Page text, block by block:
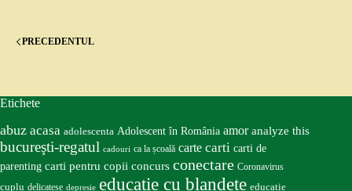
PRECEDENTUL
Etichete
abuz acasa adolescenta Adolescent în România amor analyze this
bucureşti-regatul cadouri ca la școală carte carti carti de
parenting carti pentru copii concurs conectare Coronavirus
cuplu delicatese depresie educatie cu blandete educatie